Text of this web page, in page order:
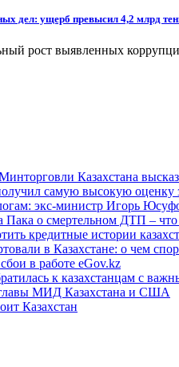
дел: ущерб превысил 4,2 млрд
рост выявленных
Казахстана
самую высокую оценку
экс-министр Игорь
Пака о смертельном ДТП –
кредитные истории
в Казахстане: о чем
в работе eGov.kz
к казахстанцам с
главы МИД Казахстана и США
Казахстан